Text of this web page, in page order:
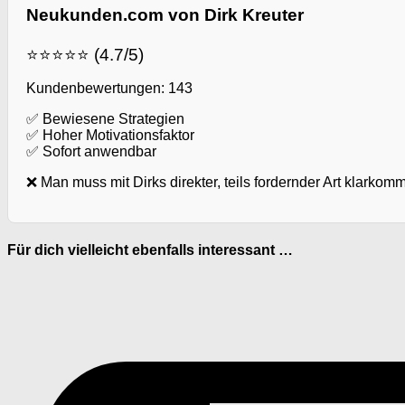
Neukunden.com von Dirk Kreuter
⭐⭐⭐⭐⭐ (4.7/5)
Kundenbewertungen: 143
✅ Bewiesene Strategien
✅ Hoher Motivationsfaktor
✅ Sofort anwendbar
❌ Man muss mit Dirks direkter, teils fordernder Art
Für dich vielleicht ebenfalls interessant …